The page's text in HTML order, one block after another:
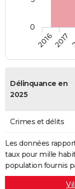
20162017
0
Délinquance en
2025
Crimes et délits
Les données
taux pour mille
population fournis